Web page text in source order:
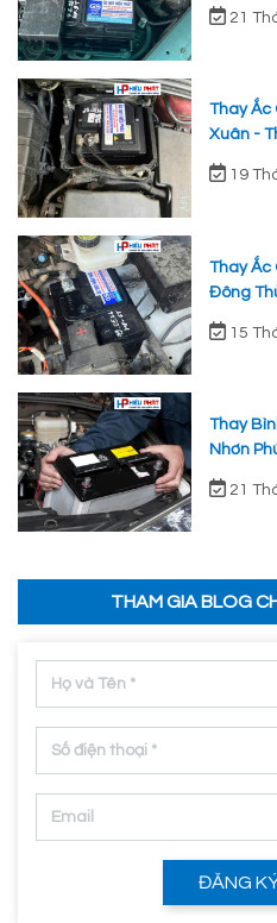
21
Thay Ắc
Xuân -
19
Thay Ắc
Đông
15
Thay
Nhơn
21
THAM GIA BLOG
ĐĂNG